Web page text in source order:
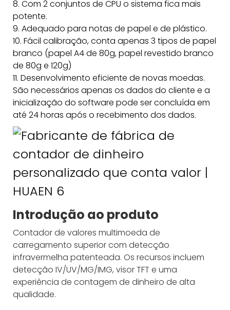
8. Com 2 conjuntos de CPU o sistema fica mais
potente.
9. Adequado para notas de papel e de plástico.
10. Fácil calibração, conta apenas 3 tipos de papel
branco (papel A4 de 80g, papel revestido branco
de 80g e 120g)
11. Desenvolvimento eficiente de novas moedas.
São necessários apenas os dados do cliente e a
inicialização do software pode ser concluída em
até 24 horas após o recebimento dos dados.
Introdução ao produto
Contador de valores multimoeda de
carregamento superior com detecção
infravermelha patenteada. Os recursos incluem
detecção IV/UV/MG/IMG, visor TFT e uma
experiência de contagem de dinheiro de alta
qualidade.